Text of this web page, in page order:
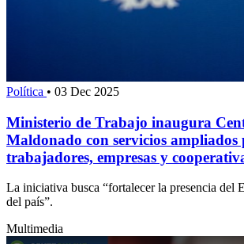
Política • 03 Dec 2025
Ministerio de Trabajo inaugura
Maldonado con servicios ampliados
trabajadores, empresas y
La iniciativa busca “fortalecer la presencia del
del país”.
Multimedia